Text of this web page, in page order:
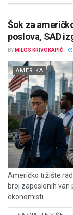
Šok za
poslova, SAD
BY MILOS KRIVOKAPIĆ
AMERIKA
Američko tržište
broj zaposlenih van
ekonomisti...